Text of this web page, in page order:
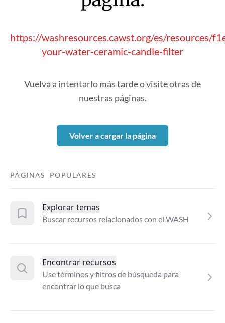
https://washresources.cawst.org/es/resources/
your-water-ceramic-candle-filter
Vuelva a intentarlo más tarde o visite otras de
nuestras páginas.
Volver a cargar la página
PÁGINAS POPULARES
Explorar temas
Buscar recursos relacionados con el WASH
Encontrar recursos
Use términos y filtros de búsqueda para
encontrar lo que busca